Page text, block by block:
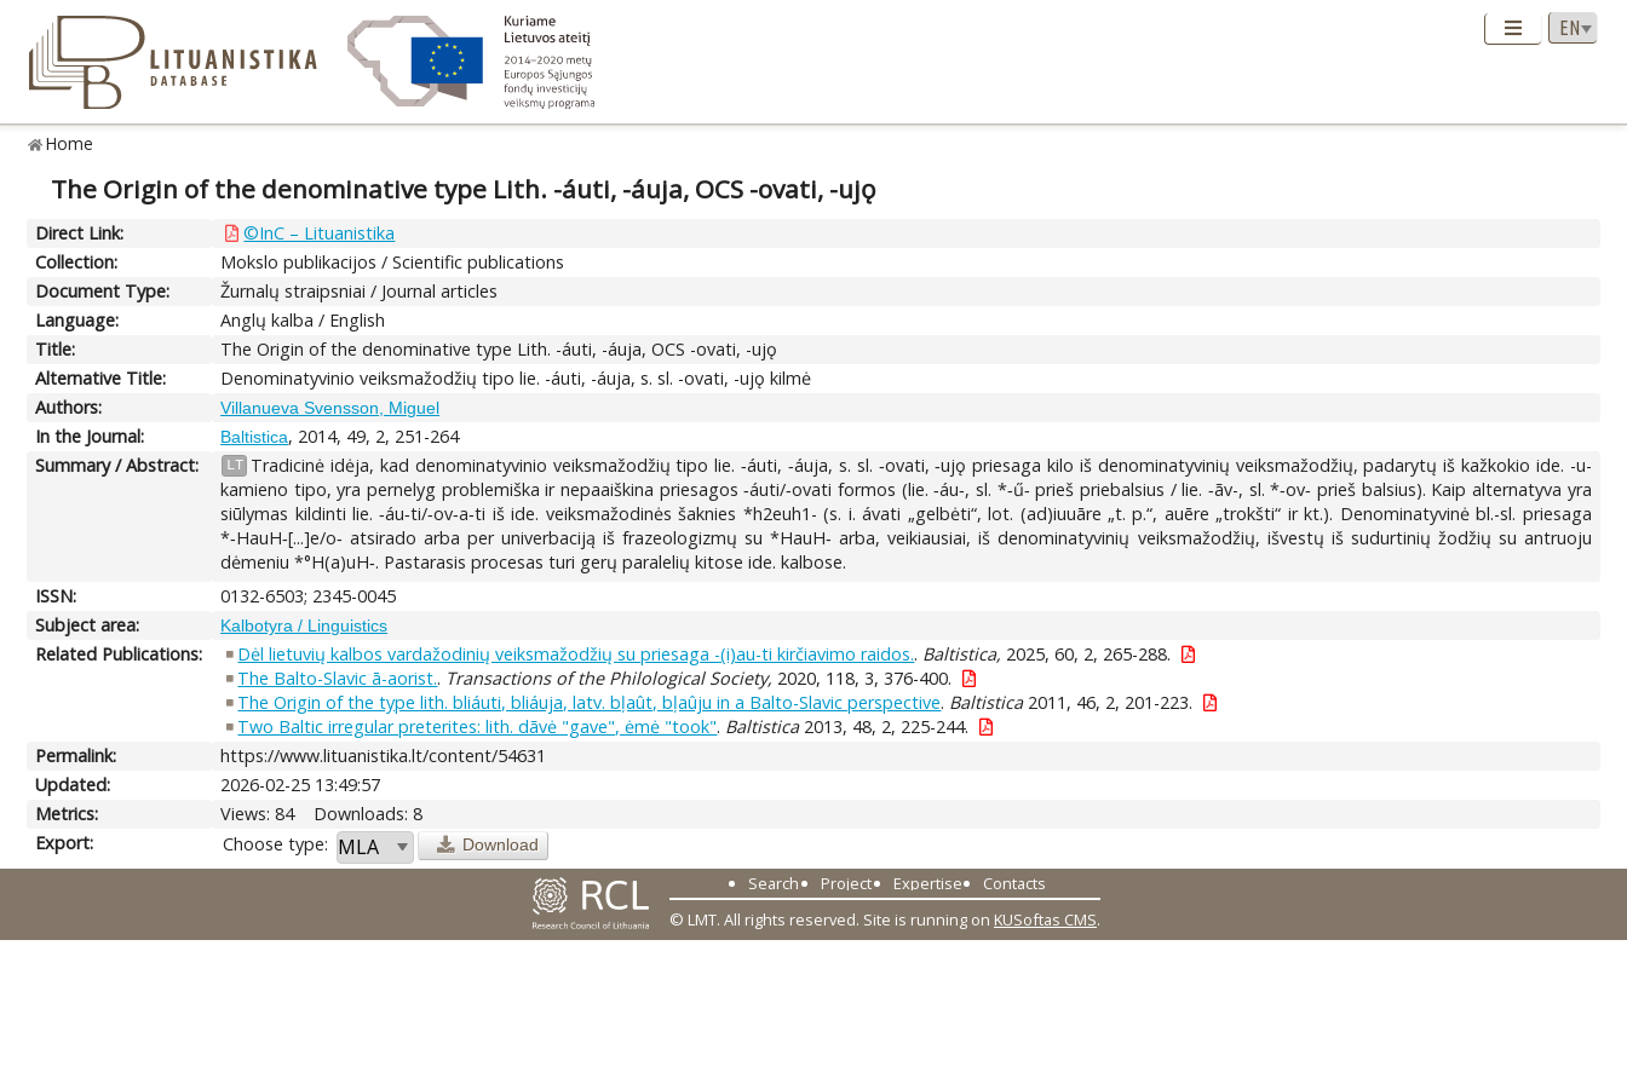
Home
The Origin of the denominative type Lith. -áuti, -áuja, OCS -ovati, -ujǫ
Direct Link:
©InC – Lituanistika
Collection:
Mokslo publikacijos / Scientific publications
Document Type:
Žurnalų straipsniai / Journal articles
Language:
Anglų kalba / English
Title:
The Origin of the denominative type Lith. -áuti, -áuja, OCS -ovati, -ujǫ
Alternative Title:
Denominatyvinio veiksmažodžių tipo lie. -áuti, -áuja, s. sl. -ovati, -ujǫ kilmė
Authors:
Villanueva Svensson, Miguel
In the Journal: Baltistica, 2014, 49, 2, 251-264
Summary / Abstract:
LT Tradicinė idėja, kad denominatyvinio veiksmažodžių tipo lie. ‑áuti, ‑áuja, s. sl. ‑ovati, ‑ujǫ priesaga kilo iš denominatyvinių veiksmažodžių, padarytų iš kažkokio ide. -u-
kamieno tipo, yra pernelyg problemiška ir nepaaiškina priesagos ‑áuti/‑ovati formos (lie. ‑áu‑, sl. *‑ű‑ prieš priebalsius / lie. ‑ãv-, sl. *‑ov‑ prieš balsius). Kaip alternatyva yra
siūlymas kildinti lie. ‑áu‑ti/‑ov‑a‑ti iš ide. veiksmažodinės šaknies *h2euh1- (s. i. ávati „gelbėti“, lot. (ad)iuuāre „t. p.“, auēre „trokšti“ ir kt.). Denominatyvinė bl.-sl. priesaga
*‑HauH‑[...]e/o‑ atsirado arba per univerbaciją iš frazeologizmų su *HauH‑ arba, veikiausiai, iš denominatyvinių veiksmažodžių, išvestų iš sudurtinių žodžių su antruoju
dėmeniu *°H(a)uH‑. Pastarasis procesas turi gerų paralelių kitose ide. kalbose.
ISSN:
0132-6503; 2345-0045
Subject area:
Kalbotyra / Linguistics
Related Publications: Dėl lietuvių kalbos vardažodinių veiksmažodžių su priesaga -(i)au-ti kirčiavimo raidos.. Baltistica, 2025, 60, 2, 265-288.
The Balto-Slavic ā-aorist.. Transactions of the Philological Society, 2020, 118, 3, 376-400.
The Origin of the type lith. bliáuti, bliáuja, latv. bļaût, bļaûju in a Balto-Slavic perspective. Baltistica2011, 46, 2, 201-223.
Two Baltic irregular preterites: lith. dãvė "gave", ėmė "took". Baltistica2013, 48, 2, 225-244.
Permalink:
https://www.lituanistika.lt/content/54631
Updated:
2026-02-25 13:49:57
Metrics:
Views: 84
Downloads: 8
Export:
Choose type: Download
Search Project Expertise
Contacts
© LMT. All rights reserved. Site is running on KUSoftas CMS.